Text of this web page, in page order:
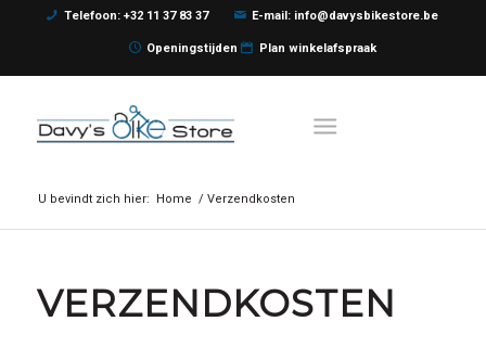
Telefoon: +32 11 37 83 37 E-mail: info@davysbikestore.be
Openingstijden Plan winkelafspraak
U bevindt zich hier: Home / Verzendkosten
VERZENDKOSTEN